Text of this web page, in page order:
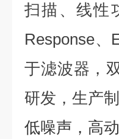
扫描、线性
Response、
于滤波器，
研发，生产制
低噪声，高